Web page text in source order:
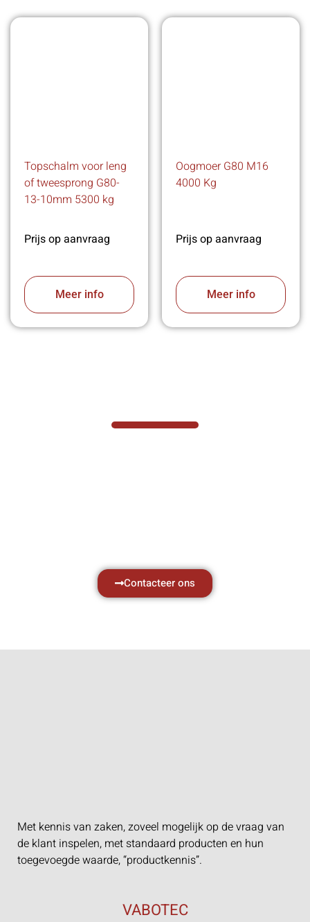
Topschalm voor leng
of tweesprong G80-
13-10mm 5300 kg
Prijs op aanvraag
Meer info
Oogmoer G80 M16
4000 Kg
Prijs op aanvraag
Meer info
Contacteer ons
Met kennis van zaken, zoveel mogelijk op de vraag van
de klant inspelen, met standaard producten en hun
toegevoegde waarde, “productkennis”.
VABOTEC